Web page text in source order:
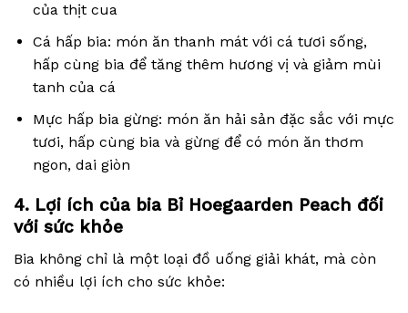
của thịt cua
Cá hấp bia: món ăn thanh mát với cá tươi sống,
hấp cùng bia để tăng thêm hương vị và giảm mùi
tanh của cá
Mực hấp bia gừng: món ăn hải sản đặc sắc với mực
tươi, hấp cùng bia và gừng để có món ăn thơm
ngon, dai giòn
4. Lợi ích của bia Bỉ Hoegaarden Peach đối
với sức khỏe
Bia không chỉ là một loại đồ uống giải khát, mà còn
có nhiều lợi ích cho sức khỏe: